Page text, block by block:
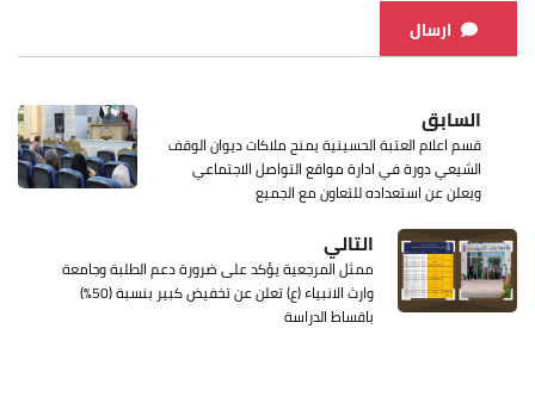
ارسال
السابق
قسم اعلام العتبة الحسينية يمنح ملاكات ديوان الوقف
الشيعي دورة في ادارة مواقع التواصل الاجتماعي
ويعلن عن استعداده للتعاون مع الجميع
التالي
ممثل المرجعية يؤكد على ضرورة دعم الطلبة وجامعة
وارث الانبياء (ع) تعلن عن تخفيض كبير بنسبة (50%)
باقساط الدراسة